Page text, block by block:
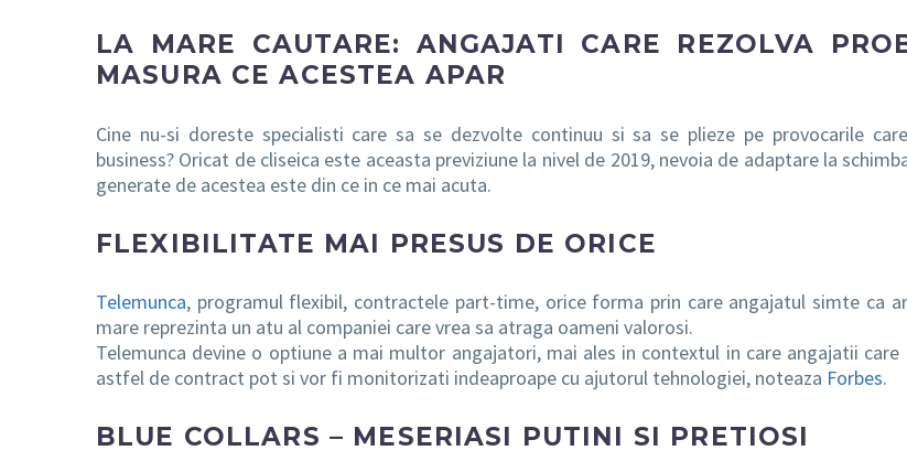
LA MARE CAUTARE: ANGAJATI CARE REZOLVA
MASURA CE ACESTEA APAR
Cine nu-si doreste specialisti care sa se dezvolte continuu si sa se plieze pe provocarile
business? Oricat de cliseica este aceasta previziune la nivel de 2019, nevoia de adaptare la
generate de acestea este din ce in ce mai acuta.
FLEXIBILITATE MAI PRESUS DE ORICE
Telemunca, programul flexibil, contractele part-time, orice forma prin care angajatul simte ca
mare reprezinta un atu al companiei care vrea sa atraga oameni valorosi.
Telemunca devine o optiune a mai multor angajatori, mai ales in contextul in care angajatii care
astfel de contract pot si vor fi monitorizati indeaproape cu ajutorul tehnologiei, noteaza Forbes.
BLUE COLLARS – MESERIASI PUTINI SI PRETIOSI